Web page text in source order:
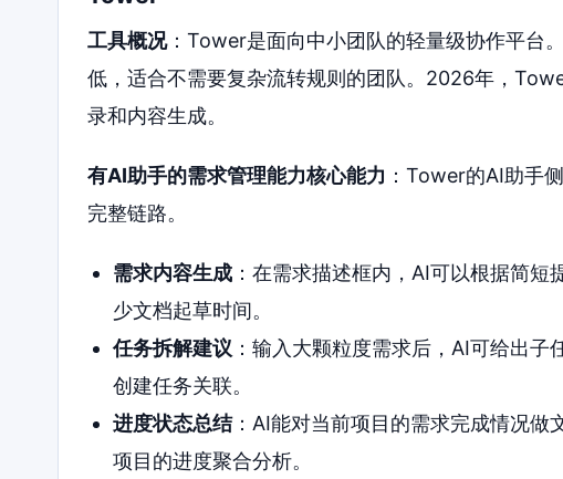
工具概况：Tower是面向中小团队的轻量级协作平台
低，适合不需要复杂流转规则的团队。2026年，
录和内容生成。
有AI助手的需求管理能力核心能力 ：Tower的AI助手
完整链路。
需求内容生成：在需求描述框内，AI可以根据简短
少文档起草时间。
任务拆解建议 ：输入大颗粒度需求后，AI可给出
创建任务关联。
进度状态总结：AI能对当前项目的需求完成情况做
项目的进度聚合分析。